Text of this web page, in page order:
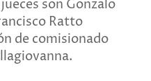
son Gonzalo
Ratto
de comisionado